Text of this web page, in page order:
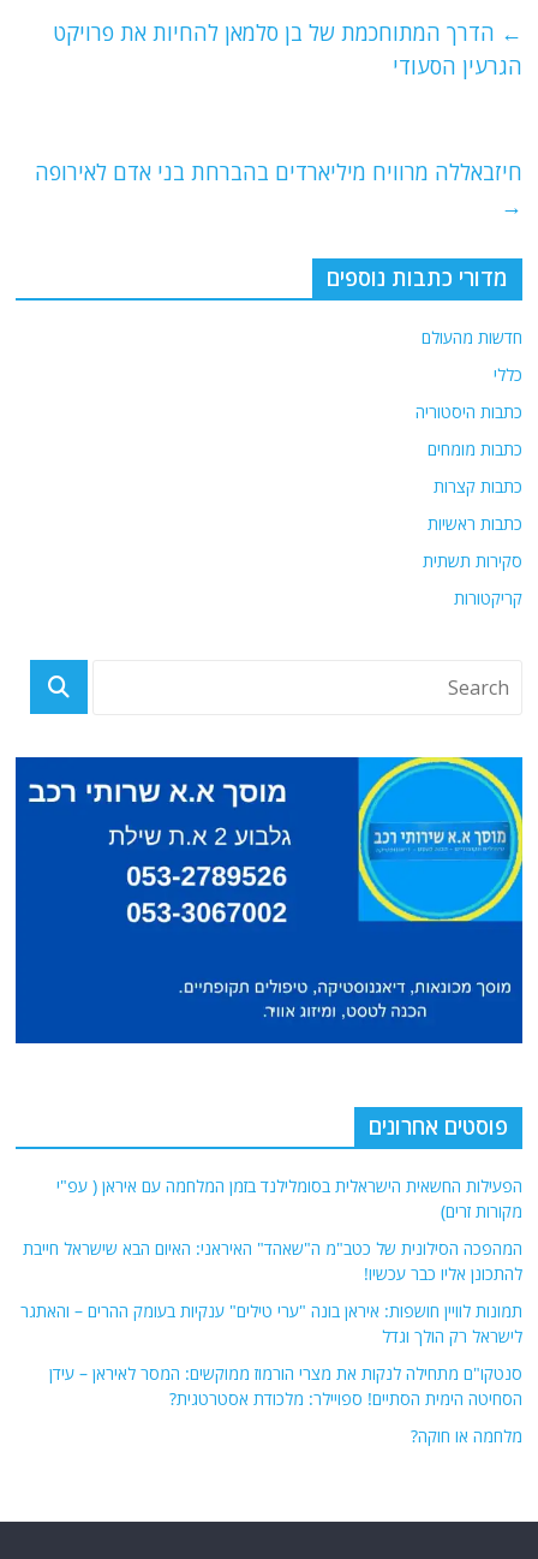
s
A
g
ra
l
er
e
k
← הדרך המתוחכמת של בן סלמאן להחיות את פרויקט
הגרעין הסעודי
חיזבאללה מרוויח מיליארדים בהברחת בני אדם לאירופה
→
מדורי כתבות נוספים
חדשות מהעולם
כללי
כתבות היסטוריה
כתבות מומחים
כתבות קצרות
כתבות ראשיות
סקירות תשתית
קריקטורות
פוסטים אחרונים
הפעילות החשאית הישראלית בסומלילנד בזמן המלחמה עם איראן ( עפ"י
מקורות זרים)
המהפכה הסילונית של כטב"מ ה"שאהד" האיראני: האיום הבא שישראל חייבת
להתכונן אליו כבר עכשיו!
תמונות לוויין חושפות: איראן בונה "ערי טילים" ענקיות בעומק ההרים – והאתגר
לישראל רק הולך וגדל
סנטקו"ם מתחילה לנקות את מצרי הורמוז ממוקשים: המסר לאיראן – עידן
הסחיטה הימית הסתיים! ספויילר: מלכודת אסטרטגית?
מלחמה או חוקה?